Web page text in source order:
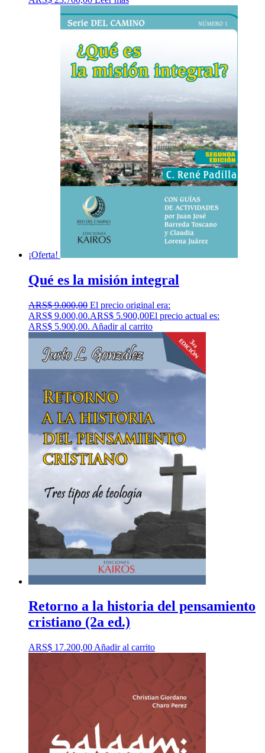
¡Oferta!
Qué es la misión integral
ARS$9.000,00 El precio original era:
ARS$ 9.000,00.ARS$ 5.900,00El precio actual es:
ARS$ 5.900,00. Añadir al carrito
Retorno a la historia del pensamiento
cristiano (2a ed.)
ARS$ 17.200,00 Añadir al carrito